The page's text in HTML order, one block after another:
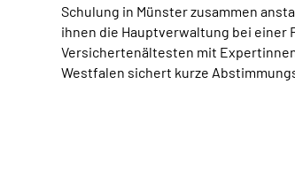
Schulung in Münster zusammen
ihnen die Hauptverwaltung bei einer
Versichertenältesten mit
Westfalen sichert kurze